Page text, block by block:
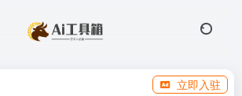
立即入驻